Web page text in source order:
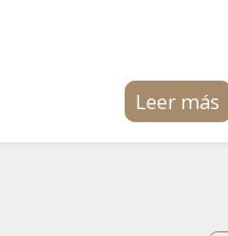
Leer más